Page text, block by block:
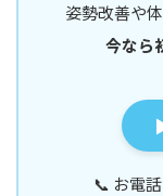
姿勢改善や
今なら
📞 お電